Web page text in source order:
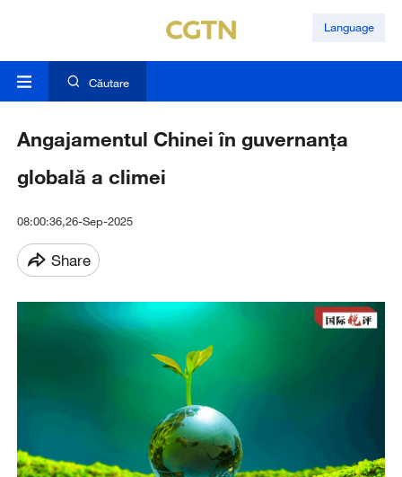
Language
Căutare
Angajamentul Chinei în guvernanța
globală a climei
08:00:36,26-Sep-2025
Share